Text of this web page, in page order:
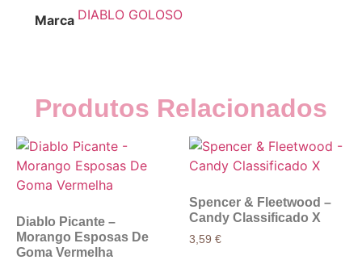
Marca DIABLO GOLOSO
Produtos Relacionados
Diablo Picante –
Morango Esposas De
Goma Vermelha
Spencer & Fleetwood –
Candy Classificado X
3,59 €